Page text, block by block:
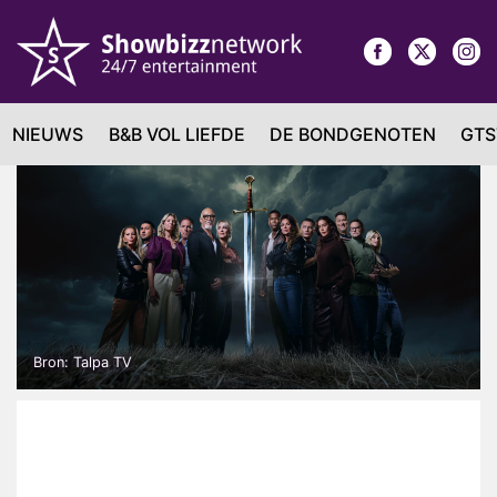
NIEUWS B&B VOL LIEFDE DE BONDGENOTEN
Bron: Talpa TV